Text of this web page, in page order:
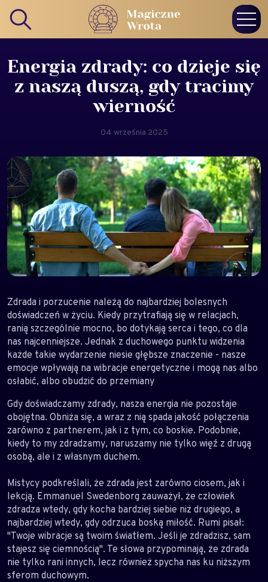
Energia zdrady: co dzieje się
z naszą duszą, gdy tracimy
wierność
04 września 2025
Zdrada i porzucenie należą do najbardziej bolesnych
doświadczeń w życiu. Kiedy przytrafiają się w relacjach,
ranią szczególnie mocno, bo dotykają serca i tego, co dla
nas najcenniejsze. Jednak z duchowego punktu widzenia
każde takie wydarzenie niesie głębsze znaczenie - nasze
emocje wpływają na wibracje energetyczne i mogą nas albo
osłabić, albo obudzić do przemiany
Gdy doświadczamy zdrady, nasza energia nie pozostaje
obojętna. Obniża się, a wraz z nią spada jakość połączenia
zarówno z partnerem, jak i z tym, co boskie. Podobnie,
kiedy to my zdradzamy, naruszamy nie tylko więź z drugą
osobą, ale i z własnym duchem.
Mistycy podkreślali, że zdrada jest zarówno ciosem, jak i
lekcją. Emmanuel Swedenborg zauważył, że człowiek
zdradza wtedy, gdy kocha bardziej siebie niż drugiego, a
najbardziej wtedy, gdy odrzuca boską miłość. Rumi pisał:
"Twoje wibracje są twoim światłem. Jeśli je zdradzisz, sam
stajesz się ciemnością". Te słowa przypominają, że zdrada
nie tylko rani innych, lecz również spycha nas ku niższym
sferom duchowym.